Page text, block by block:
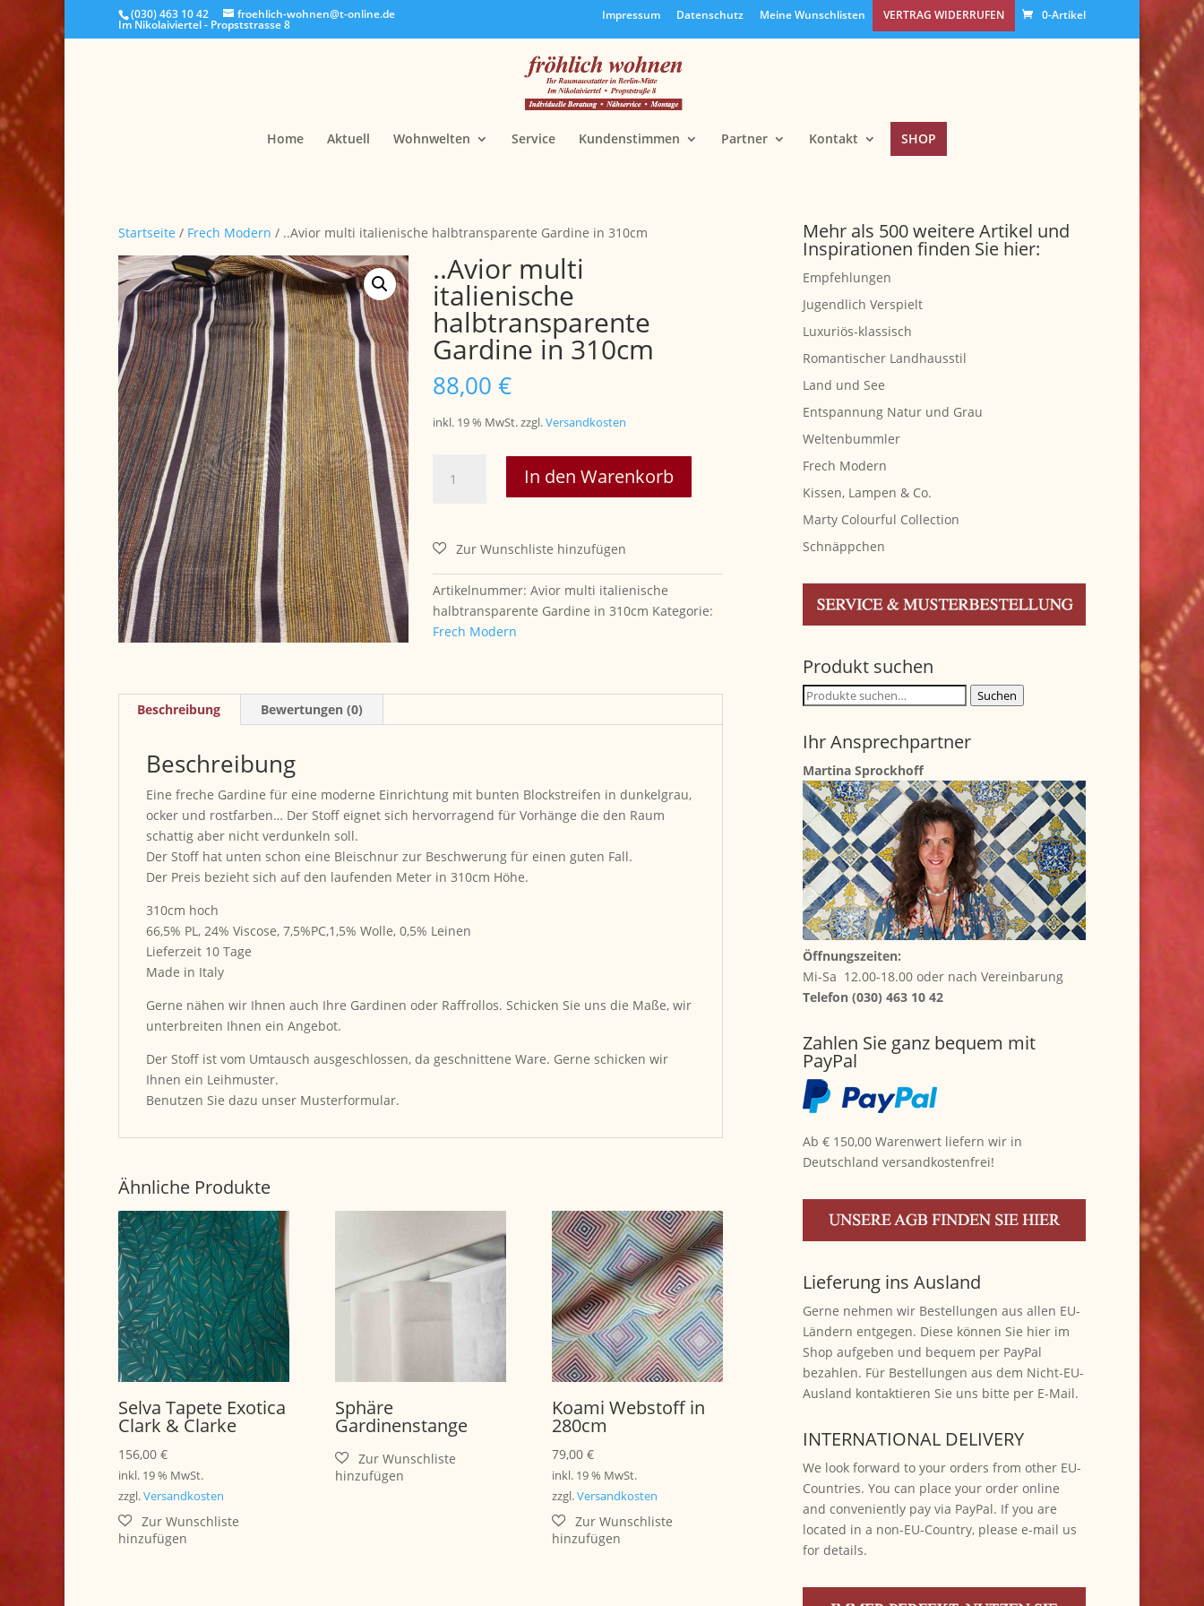
(030) 463 10 42 froehlich-wohnen@t-online.de
Im Nikolaiviertel - Propststrasse 8
Impressum Datenschutz Meine Wunschlisten VERTRAG WIDERRUFEN 0-Artikel
Home Aktuell Wohnwelten Service Kundenstimmen Partner Kontakt SHOP
Startseite / Frech Modern / ..Avior multi italienische halbtransparente Gardine in 310cm
..Avior multi
italienische
halbtransparente
Gardine in 310cm
88,00 €
inkl. 19 % MwSt.zzgl.Versandkosten
multi
Gardine
310cm
Menge
In den Warenkorb
Artikelnummer: Avior multi italienische
halbtransparente Gardine in 310cm Kategorie:
Frech Modern
Beschreibung Bewertungen (0)
Beschreibung
Eine freche Gardine für eine moderne Einrichtung mit bunten Blockstreifen in dunkelgrau,
ocker und rostfarben… Der Stoff eignet sich hervorragend für Vorhänge die den Raum
schattig aber nicht verdunkeln soll.
Der Stoff hat unten schon eine Bleischnur zur Beschwerung für einen guten Fall.
Der Preis bezieht sich auf den laufenden Meter in 310cm Höhe.
310cm hoch
66,5% PL, 24% Viscose, 7,5%PC,1,5% Wolle, 0,5% Leinen
Lieferzeit 10 Tage
Made in Italy
Gerne nähen wir Ihnen auch Ihre Gardinen oder Raffrollos. Schicken Sie uns die Maße, wir
unterbreiten Ihnen ein Angebot.
Der Stoff ist vom Umtausch ausgeschlossen, da geschnittene Ware. Gerne schicken wir
Ihnen ein Leihmuster.
Benutzen Sie dazu unser Musterformular.
Ähnliche Produkte
Selva Tapete Exotica
Clark & Clarke
156,00 €
inkl. 19 % MwSt.
zzgl.Versandkosten
Sphäre
Gardinenstange
Koami Webstoff in
280cm
79,00 €
inkl. 19 % MwSt.
zzgl.Versandkosten
Mehr als 500 weitere Artikel und
Inspirationen finden Sie hier:
Empfehlungen
Jugendlich Verspielt
Luxuriös-klassisch
Romantischer Landhausstil
Land und See
Entspannung Natur und Grau
Weltenbummler
Frech Modern
Kissen, Lampen & Co.
Marty Colourful Collection
Schnäppchen
Produkt suchen
Suche
Suchen
Ihr Ansprechpartner
Martina Sprockhoff
Öffnungszeiten:
Mi-Sa 12.00-18.00 oder nach Vereinbarung
Telefon (030) 463 10 42
Zahlen Sie ganz bequem mit
PayPal
Ab € 150,00 Warenwert liefern wir in
Deutschland versandkostenfrei!
Lieferung ins Ausland
Gerne nehmen wir Bestellungen aus allen EU-
Ländern entgegen. Diese können Sie hier im
Shop aufgeben und bequem per PayPal
bezahlen. Für Bestellungen aus dem Nicht-EU-
Ausland kontaktieren Sie uns bitte per E-Mail.
INTERNATIONAL DELIVERY
We look forward to your orders from other EU-
Countries. You can place your order online
and conveniently pay via PayPal. If you are
located in a non-EU-Country, please e-mail us
for details.